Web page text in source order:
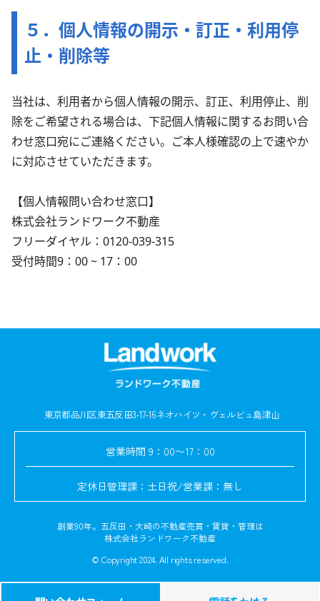
５．個人情報の開示・訂正・利用停
止・削除等
当社は、利用者から個人情報の開示、訂正、利用停止、削
除をご希望される場合は、下記個人情報に関するお問い合
わせ窓口宛にご連絡ください。ご本人様確認の上で速やか
に対応させていただきます。
【個人情報問い合わせ窓口】
株式会社ランドワーク不動産
フリーダイヤル：0120-039-315
受付時間9：00 ~ 17：00
東京都品川区東五反田3-17-16ネオハイツ・ヴェルビュ島津山
営業時間 9：00〜17：00
定休日管理課：土日祝/営業課：無し
創業90年。五反田・大崎の不動産売買・賃貸・管理は
株式会社ランドワーク不動産
© Copyright 2024. All rights reserved.